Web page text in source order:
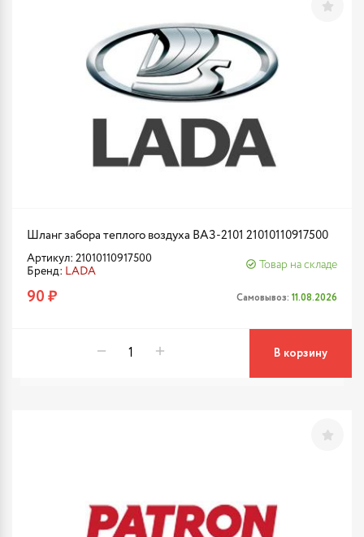
Шланг забора теплого воздуха ВАЗ-2101 21010110917500
Артикул: 21010110917500
Бренд: LADA
Товар на складе
90 ₽ Самовывоз: 11.08.2026
В корзину